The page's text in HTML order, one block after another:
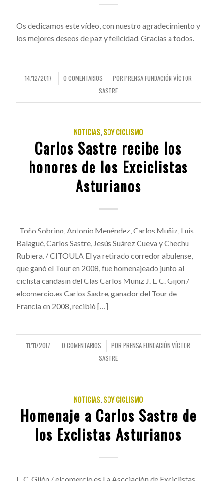
Os dedicamos este vídeo, con nuestro agradecimiento y
los mejores deseos de paz y felicidad. Gracias a todos.
14/12/2017
/ 0 COMENTARIOS
/ PORPRENSA FUNDACIÓN VÍCTOR
SASTRE
NOTICIAS,SOY CICLISMO
Carlos Sastre recibe los
honores de los Exciclistas
Asturianos
Toño Sobrino, Antonio Menéndez, Carlos Muñiz, Luis
Balagué, Carlos Sastre, Jesús Suárez Cueva y Chechu
Rubiera. / CITOULA El ya retirado corredor abulense,
que ganó el Tour en 2008, fue homenajeado junto al
ciclista candasín del Clas Carlos Muñiz J. L. C. Gijón /
elcomercio.es Carlos Sastre, ganador del Tour de
Francia en 2008, recibió […]
11/11/2017
/ 0 COMENTARIOS
/ PORPRENSA FUNDACIÓN VÍCTOR
SASTRE
NOTICIAS,SOY CICLISMO
Homenaje a Carlos Sastre de
los Exclistas Asturianos
L. C. Gijón / elcomercio.es La Asociación de Exciclistas